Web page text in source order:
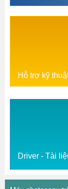
Hỗ trợ kỹ
Driver - Tài